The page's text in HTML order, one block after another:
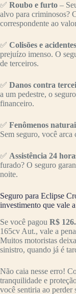
✅ Roubo e furto –
alvo para criminosos?
correspondente ao
✅ Colisões e acidentes
prejuízo imenso. O
de terceiros.
✅ Danos contra
a um pedestre, o
financeiro.
✅ Fenômenos
Sem seguro, você
✅ Assistência 24
furado? O seguro
noite.
Seguro para Eclipse
investimento que vale
Se você pagou R$
165cv Aut., vale a
Muitos motoristas
sinistro, quando já é
Não caia nesse erro!
tranquilidade e
você sentiria ao perder